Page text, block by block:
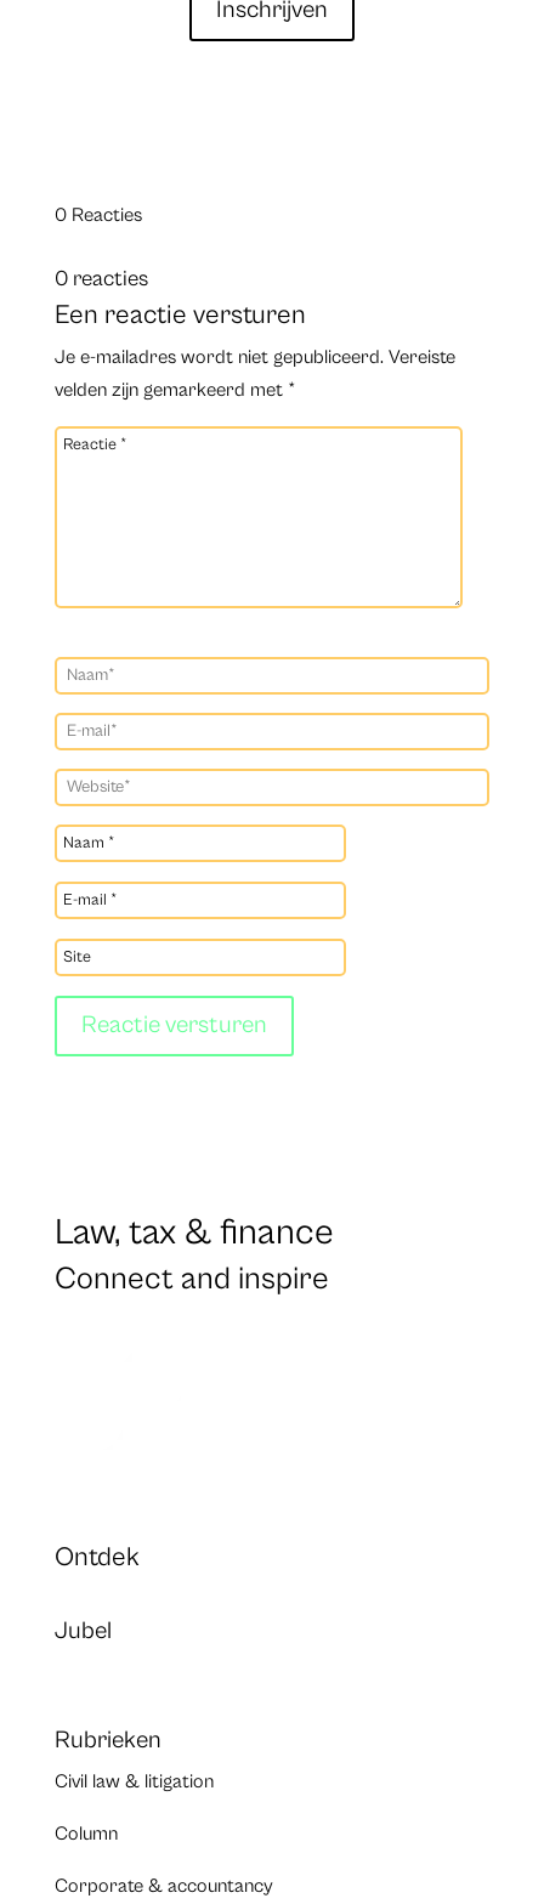
Inschrijven
0 Reacties
0 reacties
Een reactie versturen
Je e-mailadres wordt niet gepubliceerd. Vereiste
velden zijn gemarkeerd met *
Reactie versturen
Law, tax & finance
Connect and inspire
Ontdek
Jubel
Rubrieken
Civil law & litigation
Column
Corporate & accountancy